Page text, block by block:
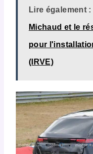
Lire également :
Michaud et le
pour
(IRVE)